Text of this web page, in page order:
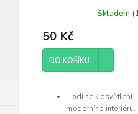
Skladem (
50 Kč
DO KOŠÍKU
Hodí se k osvětlení
moderního interiéru.